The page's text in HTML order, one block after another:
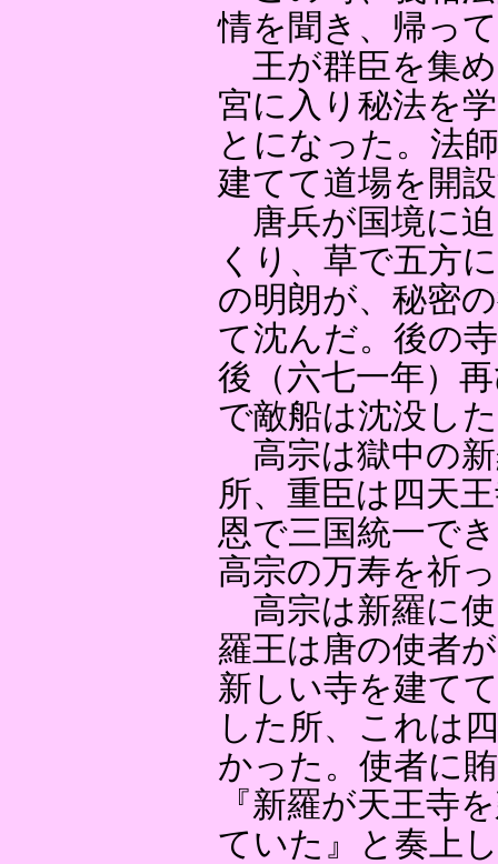
情を聞き、帰っ
王が群臣を集
宮に入り秘法を
とになった。法
建てて道場を開
唐兵が国境に
くり、草で五方
の明朗が、秘密
て沈んだ。後の
後（六七一年）
で敵船は沈没し
高宗は獄中の
所、重臣は四天
恩で三国統一で
高宗の万寿を祈
高宗は新羅に
羅王は唐の使者
新しい寺を建て
した所、これは
かった。使者に
『新羅が天王寺
ていた』と奏上